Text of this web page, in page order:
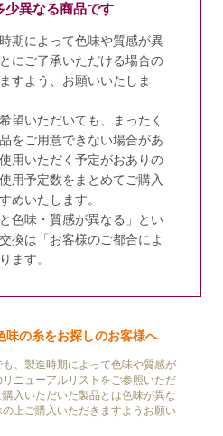
少異なる商品です
期によって色味や質感が異
にご了承いただける場合の
すよう、お願いいたしま
望いただいても、まったく
をご用意できない場合があ
用いただく予定がおありの
用予定数をまとめてご購入
めいたします。
色味・質感が異なる」とい
換は「お客様のご都合によ
ます。